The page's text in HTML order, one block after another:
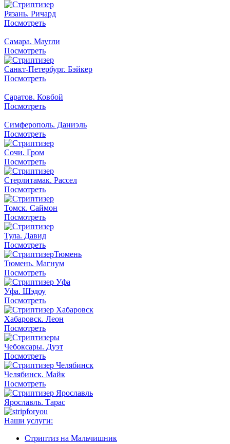
Рязань. Ричард
Посмотреть
Самара. Маугли
Посмотреть
Санкт-Петербург. Бэйкер
Посмотреть
Саратов. Ковбой
Посмотреть
Симферополь. Даниэль
Посмотреть
Сочи. Гром
Посмотреть
Стерлитамак. Рассел
Посмотреть
Томск. Саймон
Посмотреть
Тула. Давид
Посмотреть
Тюмень. Магнум
Посмотреть
Уфа. Шэдоу
Посмотреть
Хабаровск. Леон
Посмотреть
Чебоксары. Дуэт
Посмотреть
Челябинск. Майк
Посмотреть
Ярославль. Тарас
Наши услуги:
Стриптиз на Мальчишник